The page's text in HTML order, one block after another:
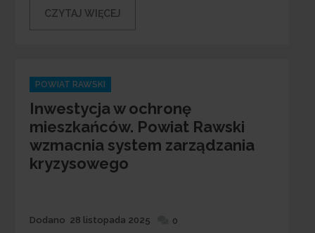
CZYTAJ WIĘCEJ
Categories
POWIAT RAWSKI
Inwestycja w ochronę
mieszkańców. Powiat Rawski
wzmacnia system zarządzania
kryzysowego
Dodane
Dodano 28 listopada 2025 0